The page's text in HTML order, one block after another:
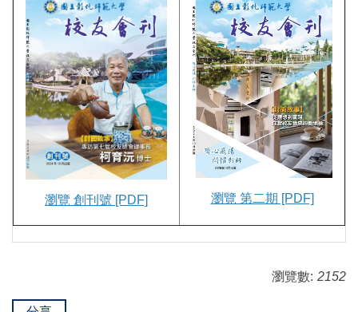
瀏覽 創刊號 [PDF] 瀏覽 第二期 [PDF]
瀏覽數: 2152